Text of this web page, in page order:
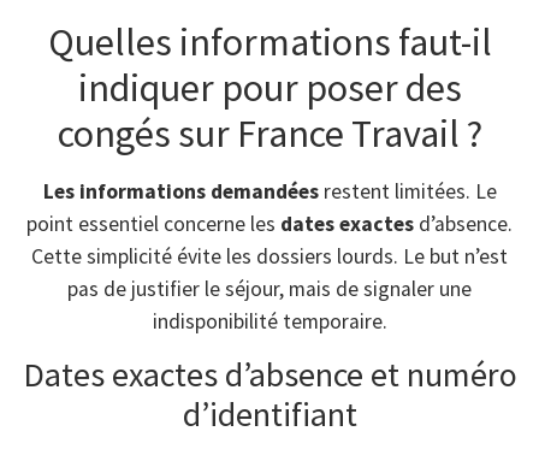
Quelles informations faut-il
indiquer pour poser des
congés sur France Travail ?
Les informations demandéesrestent limitées. Le
point essentiel concerne les dates exactes d’absence.
Cette simplicité évite les dossiers lourds. Le but n’est
pas de justifier le séjour, mais de signaler une
indisponibilité temporaire.
Dates exactes d’absence et numéro
d’identifiant